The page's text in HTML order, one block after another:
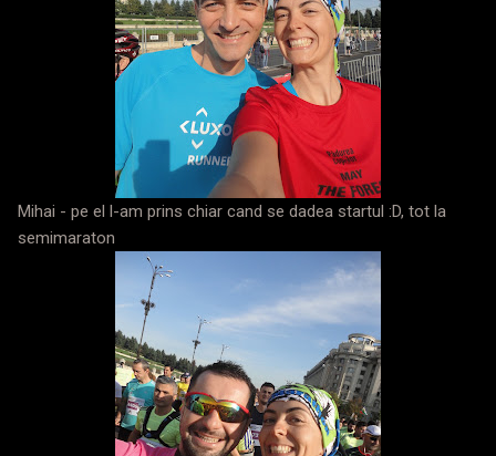
Mihai - pe el l-am prins chiar cand se dadea startul :D, tot la
semimaraton